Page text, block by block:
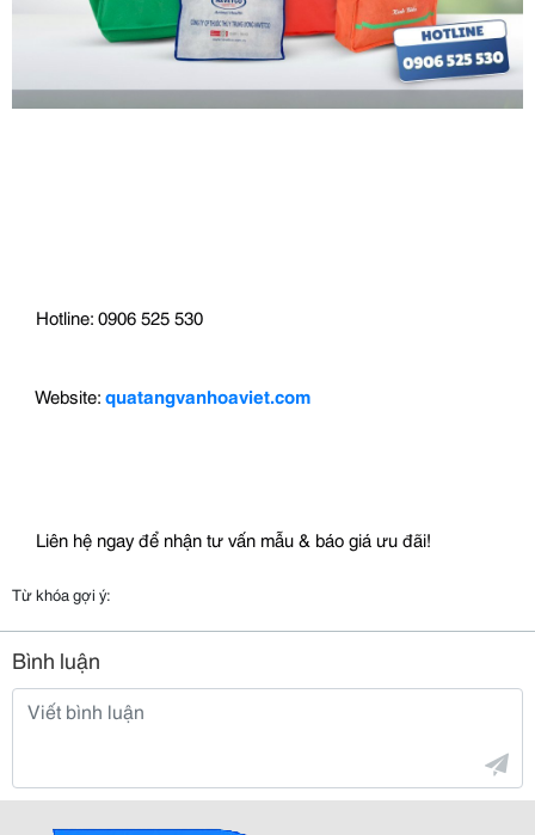
Hotline: 0906 525 530
Website: quatangvanhoaviet.com
Liên hệ ngay để nhận tư vấn mẫu & báo giá ưu đãi!
Từ khóa gợi ý:
Bình luận